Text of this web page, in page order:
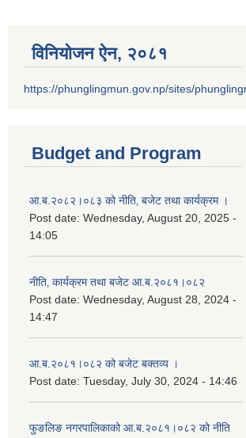
विनियोजन ऐन‚ २०८१
https://phunglingmun.gov.np/sites/
Budget and Program
आ.ब.२०८२।०८३ को नीति‚ बजेट तथा कार्यक्रम ।
Post date: Wednesday, August 20, 2025 -
14:05
नीति‚ कार्यक्रम तथा बजेट आ.ब.२०८१।०८२
Post date: Wednesday, August 28, 2024 -
14:47
आ.ब.२०८१।०८२ को बजेट बक्तव्य ।
Post date: Tuesday, July 30, 2024 - 14:46
फुङलिङ नगरपालिकाको आ.ब.२०८१।०८२ को नीति